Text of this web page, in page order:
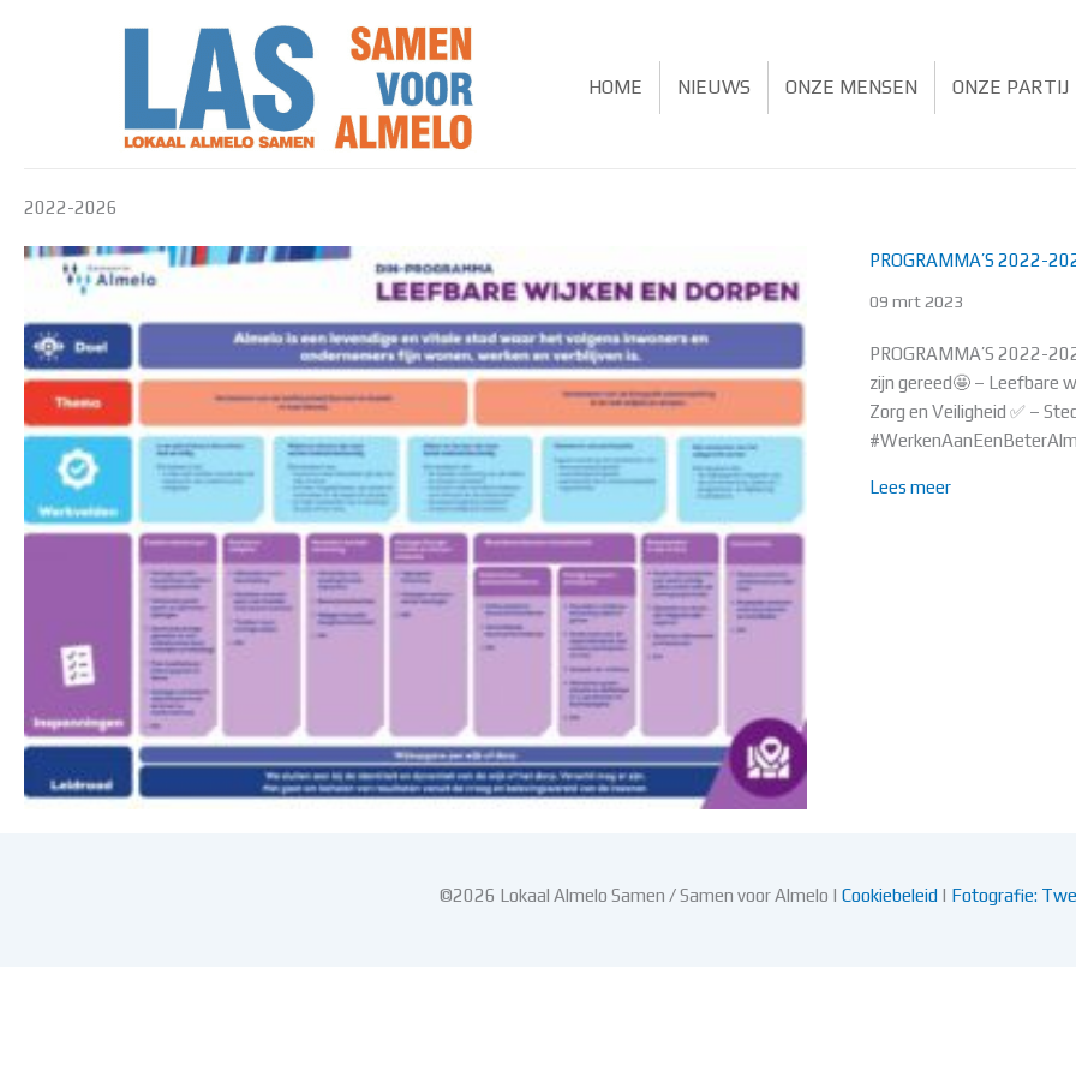
HOME NIEUWS ONZE MENSEN ONZE PARTIJ
2022-2026
PROGRAMMA’S 2022-
09 mrt 2023
PROGRAMMA’S 2022-
zijn gereed🤩 – Leefbare
Zorg en Veiligheid ✅ –
Lees meerabout
©2026 Lokaal Almelo Samen / Samen voor Almelo | Cookiebeleid | Fotografie: